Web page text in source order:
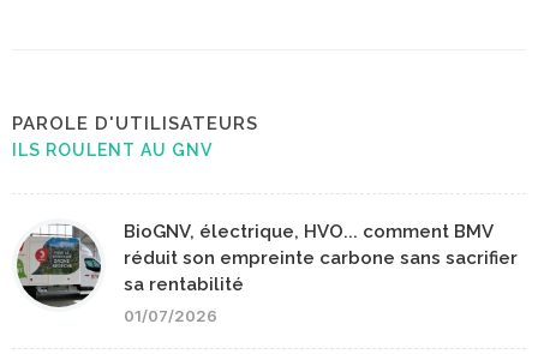
PAROLE D'UTILISATEURS
ILS ROULENT AU GNV
BioGNV, électrique, HVO... comment BMV
réduit son empreinte carbone sans sacrifier
sa rentabilité
01/07/2026